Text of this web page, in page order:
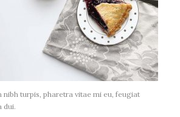
nibh turpis, pharetra vitae mi eu, feugiat
dui.